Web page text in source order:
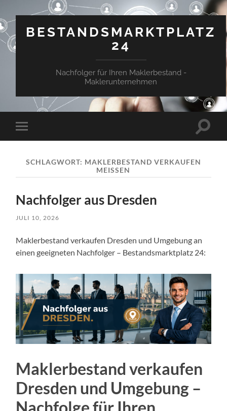
BESTANDSMARKTPLATZ
24
Nachfolger für Ihren Maklerbestand -
Maklerunternehmen
Mobile-
Menü
SCHLAGWORT: MAKLERBESTAND VERKAUFEN
MEISSEN
Nachfolger aus Dresden
JULI 10, 2026
Maklerbestand verkaufen Dresden und Umgebung an
einen geeigneten Nachfolger – Bestandsmarktplatz 24:
Maklerbestand verkaufen
Dresden und Umgebung –